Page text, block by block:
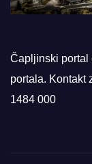
Čapljinski portal
portala. Kontakt
1484 000